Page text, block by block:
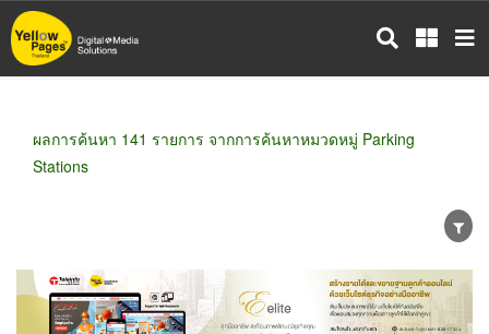
ข้าม
ไป
ผลการค้นหา 141 รายการ จากการค้นหาหมวดหมู่ Parking
Stations
ขายส่ง ขายปลีก ผู้ผลิต
ตัวแทนจัดจำหน่าย